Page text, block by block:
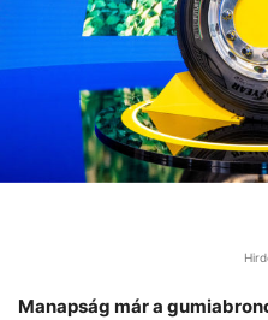
Manapság már a